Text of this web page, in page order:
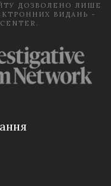
ДОЗВОЛЕНО ЛИШЕ
ВИДАНЬ -